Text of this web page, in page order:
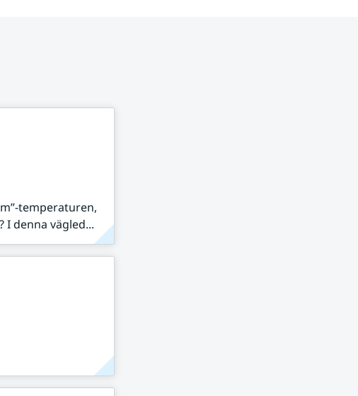
temperaturen,
denna vägled...